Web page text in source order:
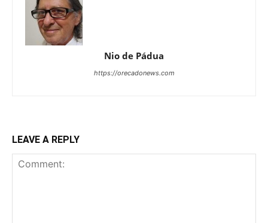
Nio de Pádua
https://orecadonews.com
LEAVE A REPLY